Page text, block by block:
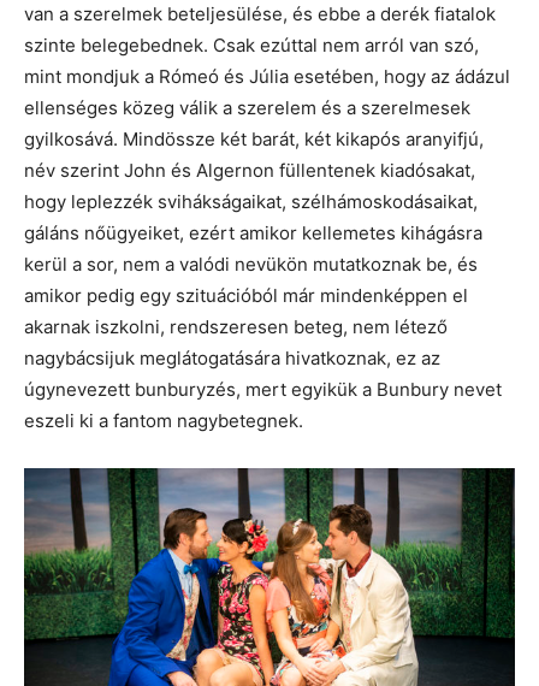
van a szerelmek beteljesülése, és ebbe a derék fiatalok
szinte belegebednek. Csak ezúttal nem arról van szó,
mint mondjuk a Rómeó és Júlia esetében, hogy az ádázul
ellenséges közeg válik a szerelem és a szerelmesek
gyilkosává. Mindössze két barát, két kikapós aranyifjú,
név szerint John és Algernon füllentenek kiadósakat,
hogy leplezzék svihákságaikat, szélhámoskodásaikat,
gáláns nőügyeiket, ezért amikor kellemetes kihágásra
kerül a sor, nem a valódi nevükön mutatkoznak be, és
amikor pedig egy szituációból már mindenképpen el
akarnak iszkolni, rendszeresen beteg, nem létező
nagybácsijuk meglátogatására hivatkoznak, ez az
úgynevezett bunburyzés, mert egyikük a Bunbury nevet
eszeli ki a fantom nagybetegnek.